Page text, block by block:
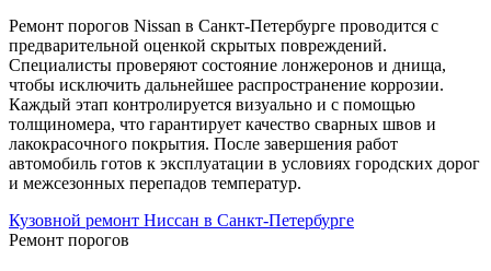
Ремонт порогов Nissan в Санкт-Петербурге проводится с
предварительной оценкой скрытых повреждений.
Специалисты проверяют состояние лонжеронов и днища,
чтобы исключить дальнейшее распространение коррозии.
Каждый этап контролируется визуально и с помощью
толщиномера, что гарантирует качество сварных швов и
лакокрасочного покрытия. После завершения работ
автомобиль готов к эксплуатации в условиях городских дорог
и межсезонных перепадов температур.
Кузовной ремонт Ниссан в Санкт-Петербурге
Ремонт порогов